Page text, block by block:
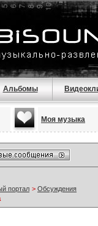
Альбомы
Моя музыка
портал > Обсуждения